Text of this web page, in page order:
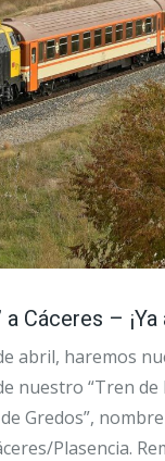
Cáceres –
abril, haremos
nuestro “Tren de
Gredos”,
Plasencia.